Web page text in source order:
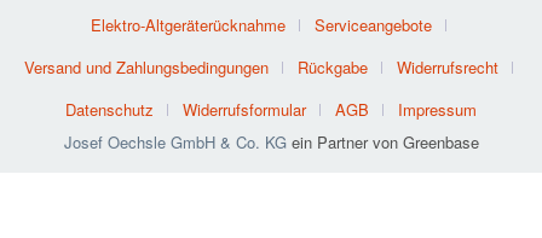
Elektro-Altgeräterücknahme
Serviceangebote
Versand und Zahlungsbedingungen
Rückgabe
Widerrufsrecht
Datenschutz
Widerrufsformular AGB
Impressum
Josef Oechsle GmbH & Co. KG ein Partner von Greenbase